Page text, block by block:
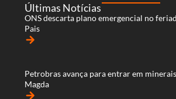
Últimas Notícias
ONS descarta plano emergencial no
Pais
arrow_forward
Petrobras avança para entrar em
Magda
arrow_forward